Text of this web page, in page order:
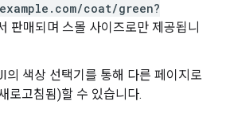
coat/green?
판매되며 스몰 사이즈로만 제공됩니
의 색상 선택기를 통해 다른 페이지로
로고침됨)할 수 있습니다.